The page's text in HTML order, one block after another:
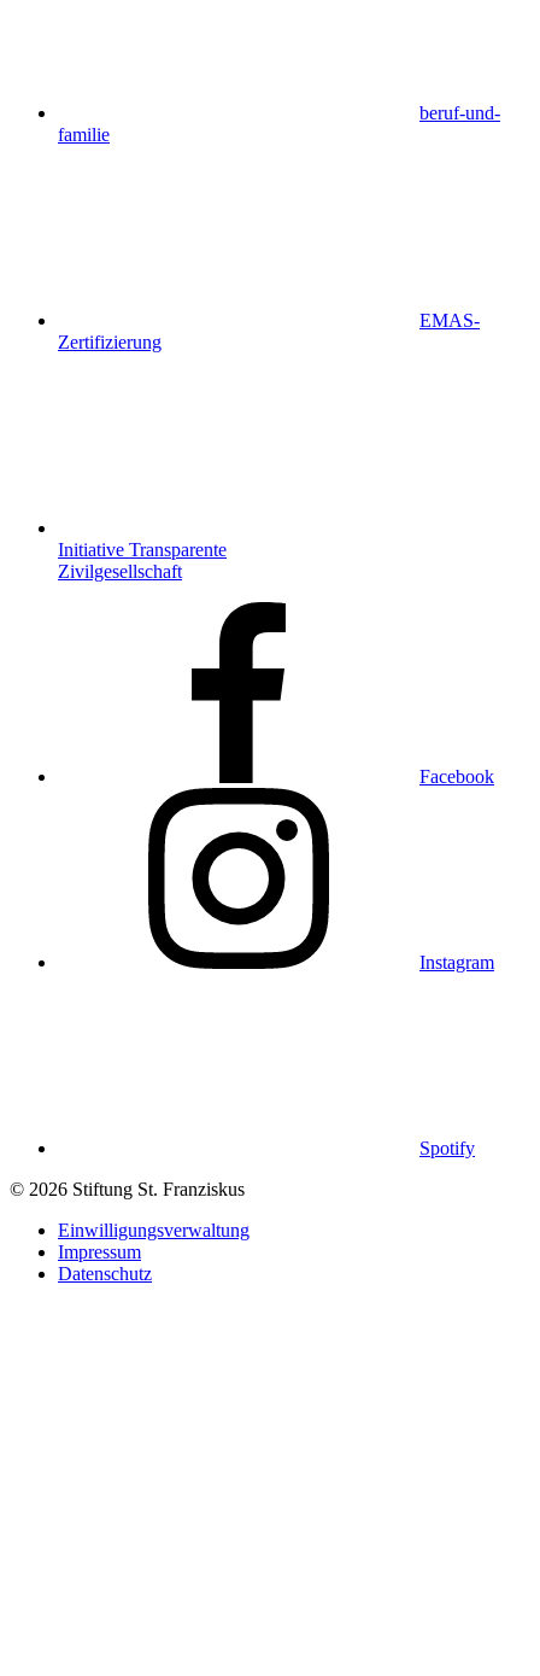
beruf-und-
familie
EMAS-
Zertifizierung
Initiative Transparente
Zivilgesellschaft
Facebook
Instagram
Spotify
© 2026 Stiftung St. Franziskus
Einwilligungsverwaltung
Impressum
Datenschutz